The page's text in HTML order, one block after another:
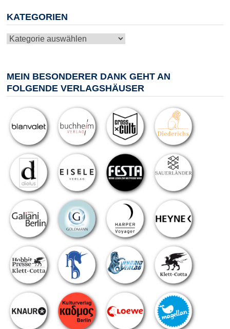
KATEGORIEN
Kategorien
MEIN BESONDERER DANK GEHT AN
FOLGENDE VERLAGSHÄUSER